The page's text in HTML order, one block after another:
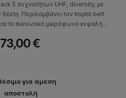
5 συχνοτήτων UHF, diversity, με
δέκτη. Περιλαμβάνει τον πομπό belt
το πυκνωτικό μικρόφωνο κεφαλής
€
για άμεση
αποστολή